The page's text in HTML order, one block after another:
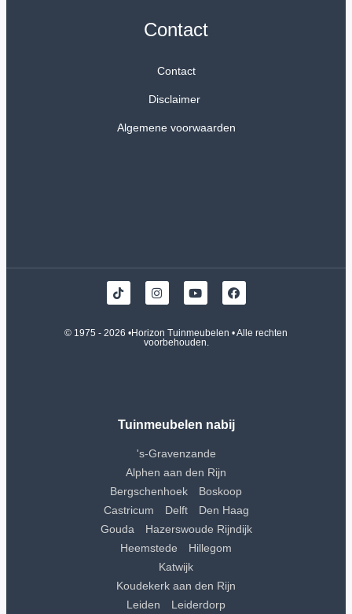
Contact
Contact
Disclaimer
Algemene voorwaarden
© 1975 - 2026 •Horizon Tuinmeubelen • Alle rechten
voorbehouden.
Tuinmeubelen nabij
's-Gravenzande
Alphen aan den Rijn
Bergschenhoek
Boskoop
Castricum
Delft
Den Haag
Gouda
Hazerswoude Rijndijk
Heemstede
Hillegom
Katwijk
Koudekerk aan den Rijn
Leiden
Leiderdorp